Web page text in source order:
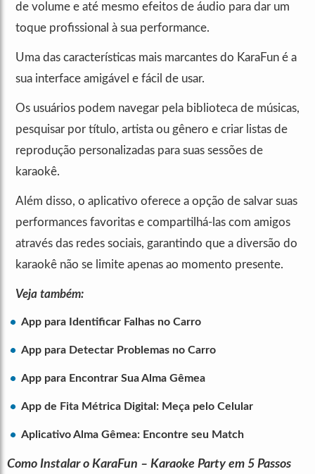
de volume e até mesmo efeitos de áudio para dar um
toque profissional à sua performance.
Uma das características mais marcantes do KaraFun é a
sua interface amigável e fácil de usar.
Os usuários podem navegar pela biblioteca de músicas,
pesquisar por título, artista ou gênero e criar listas de
reprodução personalizadas para suas sessões de
karaokê.
Além disso, o aplicativo oferece a opção de salvar suas
performances favoritas e compartilhá-las com amigos
através das redes sociais, garantindo que a diversão do
karaokê não se limite apenas ao momento presente.
Veja também:
App para Identificar Falhas no Carro
App para Detectar Problemas no Carro
App para Encontrar Sua Alma Gêmea
App de Fita Métrica Digital: Meça pelo Celular
Aplicativo Alma Gêmea: Encontre seu Match
Como Instalar o KaraFun – Karaoke Party em 5 Passos